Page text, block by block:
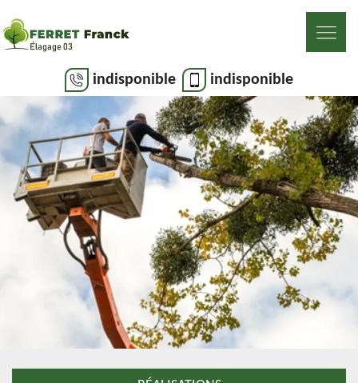
indisponible indisponible